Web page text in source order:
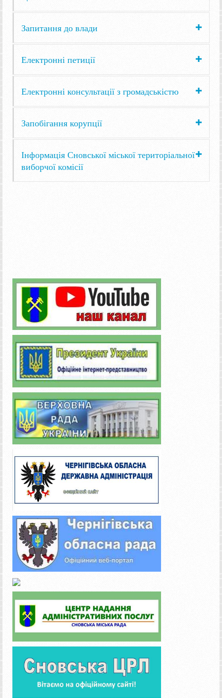
Запитання до влади
Електронні петиції
Електронні консультації з громадськістю
Запобігання корупції
Інформація Сновської міської територіальної
виборчої комісії